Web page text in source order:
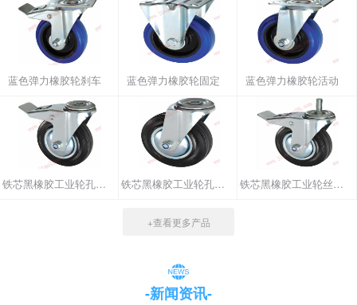
蓝色弹力橡胶轮刹车 蓝色弹力橡胶轮固定 蓝色弹力橡胶轮活动
铁芯黑橡胶工业轮孔顶刹车 铁芯黑橡胶工业轮孔顶活动 铁芯黑橡胶工业轮丝杆刹车
+查看更多产品
-新闻资讯-